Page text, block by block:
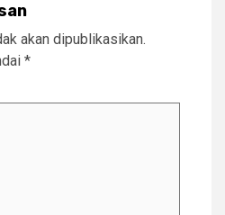
akan dipublikasikan.
*